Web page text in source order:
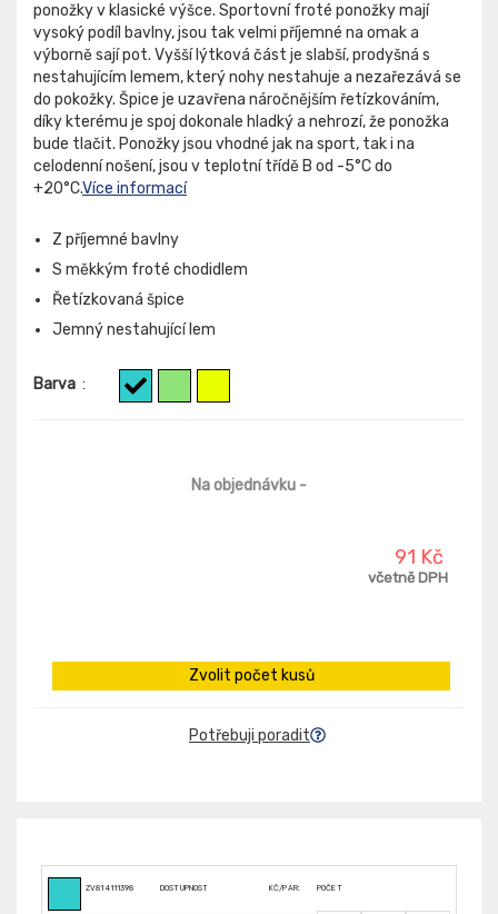
ponožky v klasické výšce. Sportovní froté ponožky mají
vysoký podíl bavlny, jsou tak velmi příjemné na omak a
výborně sají pot. Vyšší lýtková část je slabší, prodyšná s
nestahujícím lemem, který nohy nestahuje a nezařezává se
do pokožky. Špice je uzavřena náročnějším řetízkováním,
díky kterému je spoj dokonale hladký a nehrozí, že ponožka
bude tlačit. Ponožky jsou vhodné jak na sport, tak i na
celodenní nošení, jsou v teplotní třídě B od -5°C do
+20°C.Více informací
Z příjemné bavlny
S měkkým froté chodidlem
Řetízkovaná špice
Jemný nestahující lem
Barva :
Na objednávku -
91 Kč
včetně DPH
Zvolit počet kusů
Potřebuji poradit
ZV814111398 DOSTUPNOST KČ/PAR: POČET